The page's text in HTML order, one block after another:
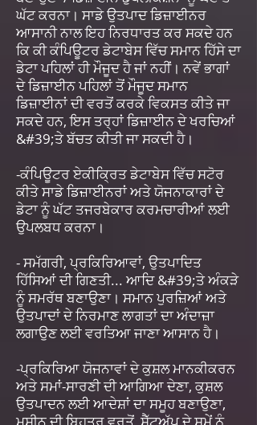
ਘੱਟ ਕਰਨਾ। ਸਾਡੇ ਉਤਪਾਦ ਡਿਜ਼ਾਈਨਰ
ਆਸਾਨੀ ਨਾਲ ਇਹ ਨਿਰਧਾਰਤ ਕਰ ਸਕਦੇ ਹਨ
ਕਿ ਕੀ ਕੰਪਿਊਟਰ ਡੇਟਾਬੇਸ ਵਿੱਚ ਸਮਾਨ ਹਿੱਸੇ ਦਾ
ਡੇਟਾ ਪਹਿਲਾਂ ਹੀ ਮੌਜੂਦ ਹੈ ਜਾਂ ਨਹੀਂ। ਨਵੇਂ ਭਾਗਾਂ
ਦੇ ਡਿਜ਼ਾਈਨ ਪਹਿਲਾਂ ਤੋਂ ਮੌਜੂਦ ਸਮਾਨ
ਡਿਜ਼ਾਈਨਾਂ ਦੀ ਵਰਤੋਂ ਕਰਕੇ ਵਿਕਸਤ ਕੀਤੇ ਜਾ
ਸਕਦੇ ਹਨ, ਇਸ ਤਰ੍ਹਾਂ ਡਿਜ਼ਾਈਨ ਦੇ ਖਰਚਿਆਂ
&#39;ਤੇ ਬੱਚਤ ਕੀਤੀ ਜਾ ਸਕਦੀ ਹੈ।
-ਕੰਪਿਊਟਰ ਏਕੀਕ੍ਰਿਤ ਡੇਟਾਬੇਸ ਵਿੱਚ ਸਟੋਰ
ਕੀਤੇ ਸਾਡੇ ਡਿਜ਼ਾਈਨਰਾਂ ਅਤੇ ਯੋਜਨਾਕਾਰਾਂ ਦੇ
ਡੇਟਾ ਨੂੰ ਘੱਟ ਤਜਰਬੇਕਾਰ ਕਰਮਚਾਰੀਆਂ ਲਈ
ਉਪਲਬਧ ਕਰਨਾ।
- ਸਮੱਗਰੀ, ਪ੍ਰਕਿਰਿਆਵਾਂ, ਉਤਪਾਦਿਤ
ਹਿੱਸਿਆਂ ਦੀ ਗਿਣਤੀ... ਆਦਿ &#39;ਤੇ ਅੰਕੜੇ
ਨੂੰ ਸਮਰੱਥ ਬਣਾਉਣਾ। ਸਮਾਨ ਪੁਰਜ਼ਿਆਂ ਅਤੇ
ਉਤਪਾਦਾਂ ਦੇ ਨਿਰਮਾਣ ਲਾਗਤਾਂ ਦਾ ਅੰਦਾਜ਼ਾ
ਲਗਾਉਣ ਲਈ ਵਰਤਿਆ ਜਾਣਾ ਆਸਾਨ ਹੈ।
-ਪ੍ਰਕਿਰਿਆ ਯੋਜਨਾਵਾਂ ਦੇ ਕੁਸ਼ਲ ਮਾਨਕੀਕਰਨ
ਅਤੇ ਸਮਾਂ-ਸਾਰਣੀ ਦੀ ਆਗਿਆ ਦੇਣਾ, ਕੁਸ਼ਲ
ਉਤਪਾਦਨ ਲਈ ਆਦੇਸ਼ਾਂ ਦਾ ਸਮੂਹ ਬਣਾਉਣਾ,